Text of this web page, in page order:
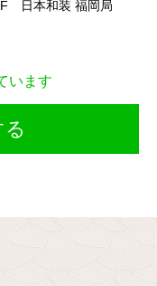
日本和装 福岡局
います